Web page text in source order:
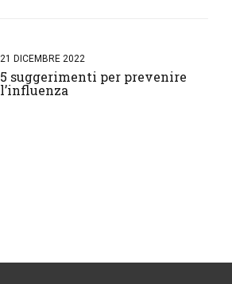
21 DICEMBRE 2022
5 suggerimenti per prevenire
l’influenza